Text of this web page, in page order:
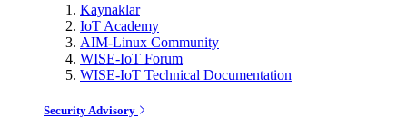
Kaynaklar
IoT Academy
AIM-Linux Community
WISE-IoT Forum
WISE-IoT Technical Documentation
Security Advisory